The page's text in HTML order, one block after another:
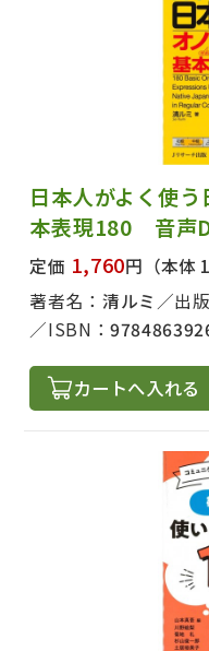
日本人がよく使
本表現180 音声
定価 1,760円 （本体
著者名： 清ルミ 出
ISBN：
カートへ入れる